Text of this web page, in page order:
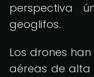
perspectiva
geoglifos.
Los drones
aéreas de alta